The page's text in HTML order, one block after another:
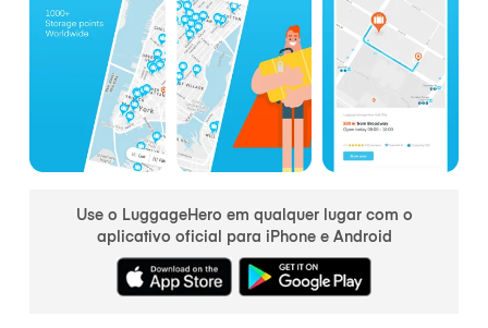
Use o LuggageHero em qualquer lugar com o
aplicativo oficial para iPhone e Android